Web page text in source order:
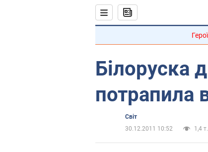
Білоруска
потрапила
Світ
30.12.2011 10:52
1,4 т.